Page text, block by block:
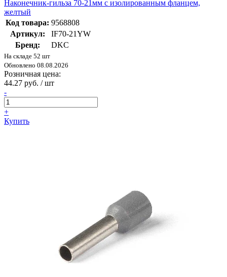
Наконечник-гильза 70-21мм с изолированным фланцем,
желтый
Код товара: 9568808
Артикул:
IF70-21YW
Бренд:
DKC
На складе 52 шт
Обновлено 08.08.2026
Розничная цена:
44.27 руб. / шт
-
+
Купить